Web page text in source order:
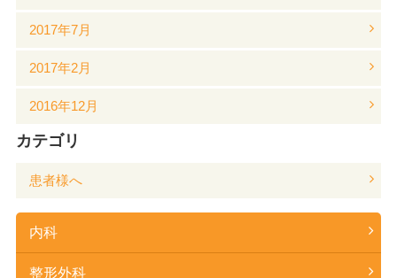
2017年7月
2017年2月
2016年12月
カテゴリ
患者様へ
内科
整形外科